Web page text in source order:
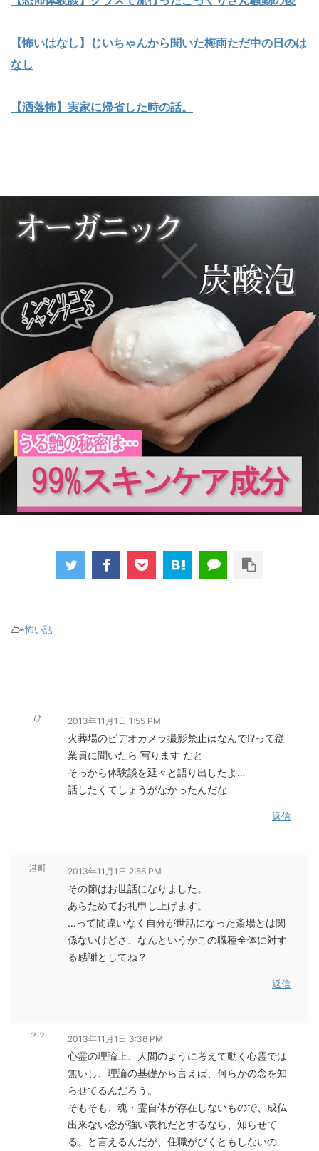
【怖いはなし】じいちゃんから聞いた梅雨ただ中の日のは
なし
【洒落怖】実家に帰省した時の話。
-怖い話
ひ 2013年11月1日 1:55 PM
火葬場のビデオカメラ撮影禁止はなんで!?って従
業員に聞いたら 写ります だと
そっから体験談を延々と語り出したよ…
話したくてしょうがなかったんだな
返信
港町 2013年11月1日 2:56 PM
その節はお世話になりました。
あらためてお礼申し上げます。
…って間違いなく自分が世話になった斎場とは関
係ないけどさ、なんというかこの職種全体に対す
る感謝としてね？
返信
？？ 2013年11月1日 3:36 PM
心霊の理論上、人間のように考えて動く心霊では
無いし、理論の基礎から言えば、何らかの念を知
らせてるんだろう。
そもそも、魂・霊自体が存在しないもので、成仏
出来ない念が強い表れだとするなら、知らせて
る。と言えるんだが、住職がびくともしないの